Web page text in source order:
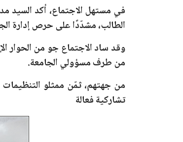
في مستهل الاجتماع، أكد السيد
الطالب، مشدّدًا على حرص إدارة
وقد ساد الاجتماع جو من الحوار
من طرف مسؤولي الجامعة.
من جهتهم، ثمّن ممثلو التنظيمات
تشاركية فعالة